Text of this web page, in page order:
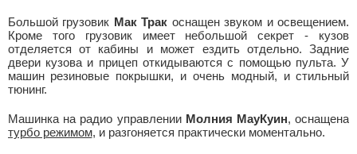
Большой грузовик Мак Трак оснащен звуком и освещением.
Кроме того грузовик имеет небольшой секрет - кузов
отделяется от кабины и может ездить отдельно. Задние
двери кузова и прицеп откидываются с помощью пульта. У
машин резиновые покрышки, и очень модный, и стильный
тюнинг.
Машинка на радио управлении Молния МауКуин, оснащена
турбо режимом, и разгоняется практически моментально.